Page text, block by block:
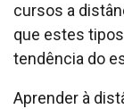
cursos a
que estes
tendência do
Aprender à